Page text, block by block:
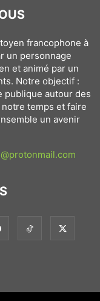
francophone à
un personnage
et animé par un
Notre objectif :
publique autour des
temps et faire
un avenir